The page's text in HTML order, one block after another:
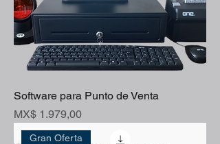
Software para Punto de Venta
Preço
MX$ 1.979,00
Gran Oferta